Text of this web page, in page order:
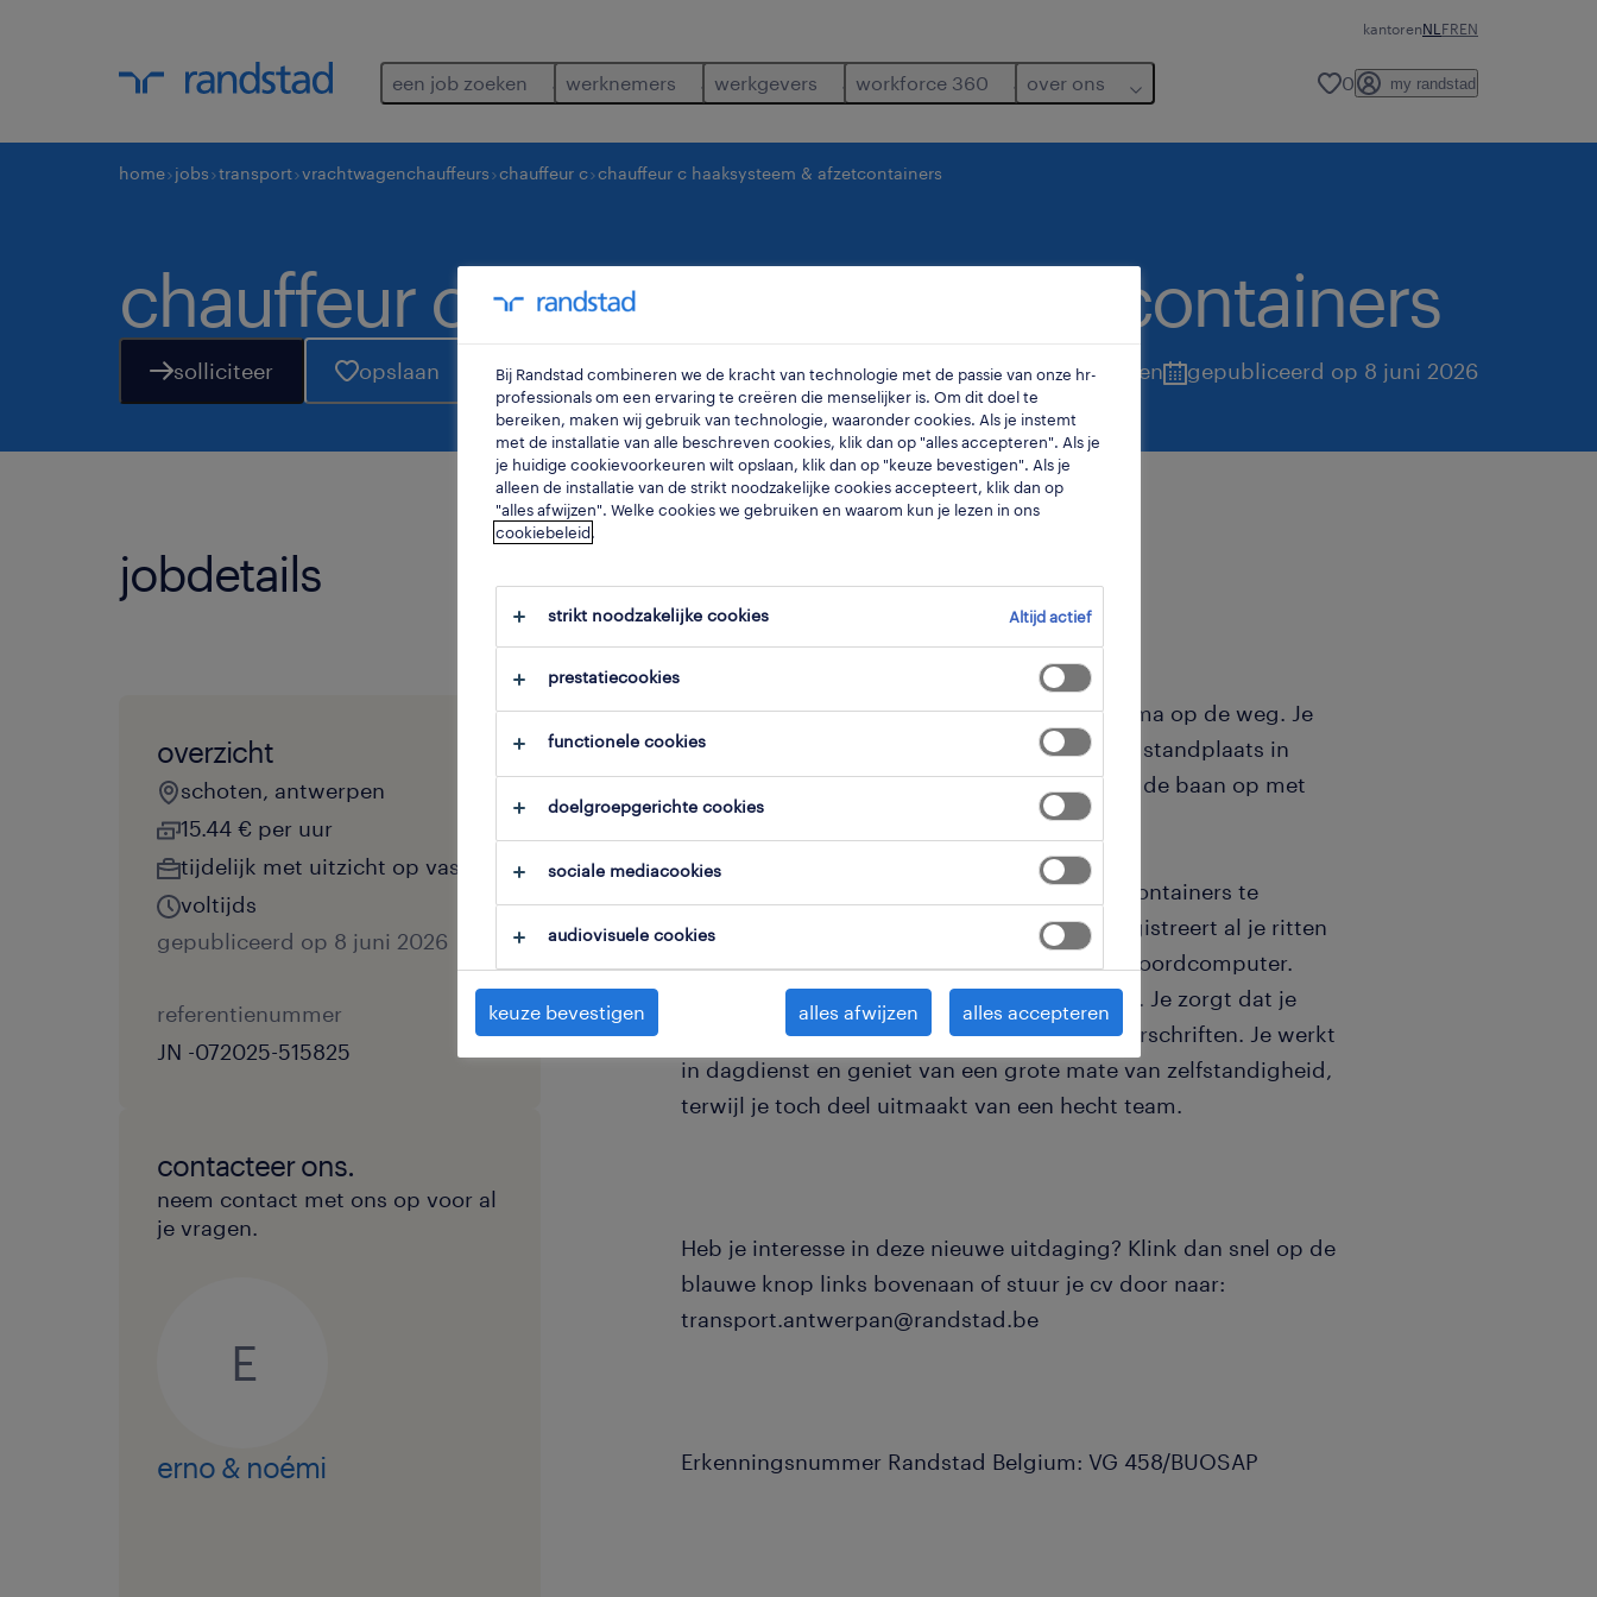
kantorenNL FREN
een job zoeken werknemers werkgevers workforce 360 over ons 0 my randstad
home jobs transport vrachtwagenchauffeurs chauffeur c chauffeur c haaksysteem & afzetcontainers
chauffeur c haaksysteem & afzetcontainers
solliciteer opslaan schoten,antwerpen gepubliceerd op 8 juni 2026
jobdetails
overzicht
schoten, antwerpen
15.44 € per uur
tijdelijk met uitzicht op vast
voltijds
gepubliceerd op 8 juni 2026
referentienummer
JN -072025-515825
contacteer ons.
neem contact met ons op voor al
je vragen.
E
erno & noémi
Als Chauffeur C ben jij het gezicht van de firma op de weg. Je
start je dag tussen 06:00 en 07:00 vanuit de standplaats in
Wijnegem. Afhankelijk van de planning ga je de baan op met
een afzetcontainerwagen.
Je rijdt langs bedrijven of particulieren om containers te
wisselen. Geen gedoe met papierwerk: je registreert al je ritten
en opdrachten eenvoudig via een tablet of boordcomputer.
Veiligheid staat hierbij altijd op nummer één. Je zorgt dat je
lading correct is afgedekt en volgens de voorschriften. Je werkt
in dagdienst en geniet van een grote mate van zelfstandigheid,
terwijl je toch deel uitmaakt van een hecht team.
Heb je interesse in deze nieuwe uitdaging? Klink dan snel op de
blauwe knop links bovenaan of stuur je cv door naar:
transport.antwerpan@randstad.be
Erkenningsnummer Randstad Belgium: VG 458/BUOSAP
Bij Randstad combineren we de kracht van technologie met de passie van onze hr-
professionals om een ervaring te creëren die menselijker is. Om dit doel te
bereiken, maken wij gebruik van technologie, waaronder cookies. Als je instemt
met de installatie van alle beschreven cookies, klik dan op "alles accepteren". Als je
je huidige cookievoorkeuren wilt opslaan, klik dan op "keuze bevestigen". Als je
alleen de installatie van de strikt noodzakelijke cookies accepteert, klik dan op
"alles afwijzen". Welke cookies we gebruiken en waarom kun je lezen in ons
cookiebeleid.
strikt noodzakelijke cookies Altijd actief
prestatiecookies
functionele cookies
doelgroepgerichte cookies
sociale mediacookies
audiovisuele cookies
keuze bevestigen alles afwijzen alles accepteren